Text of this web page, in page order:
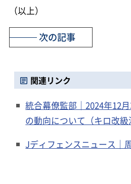
（以上）
次の記事
関連リンク
統合幕僚監部｜2024年12
の動向について（キロ改級
Jディフェンスニュース｜